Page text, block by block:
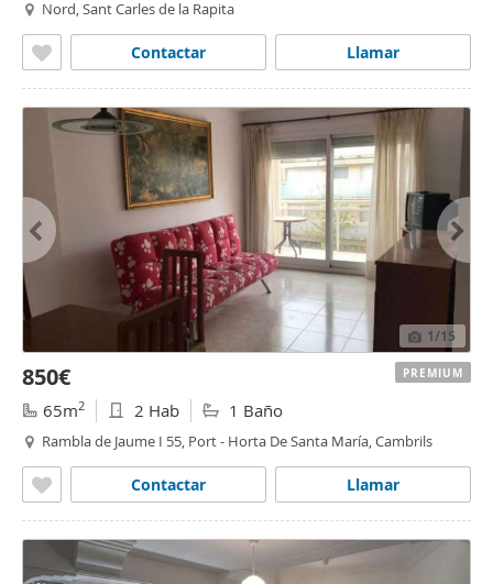
Nord, Sant Carles de la Rapita
Llamar
Contactar
1/15
850€
65m2 2 Hab 1 Baño
Rambla de Jaume I 55, Port - Horta De Santa María, Cambrils
Llamar
Contactar
PREMIUM